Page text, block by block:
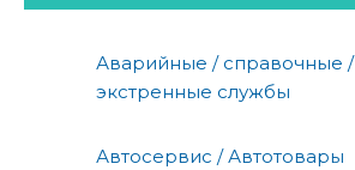
Аварийные / справочные /
экстренные службы
Автосервис / Автотовары